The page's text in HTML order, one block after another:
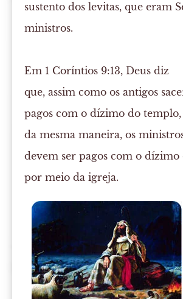
sustento dos levitas, que eram
ministros.
Em 1 Coríntios 9:13, Deus diz
que, assim como os antigos
pagos com o dízimo do templo,
da mesma maneira, os
devem ser pagos com o dízimo
por meio da igreja.